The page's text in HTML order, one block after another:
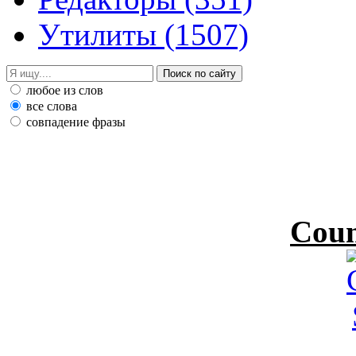
Утилиты (1507)
любое из слов
все слова
совпадение фразы